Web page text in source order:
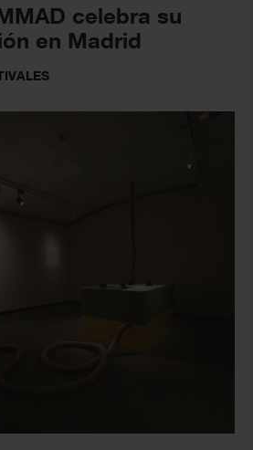
celebra su
en Madrid